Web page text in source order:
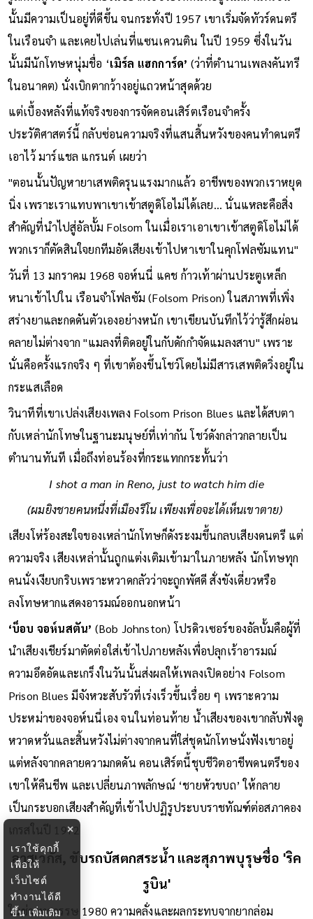
รู้สึกหดหู่ เขาเศร้าเสียจนอยากจะช่วยให้คนที่อยู่ในสถานที่เช่น
นั้นมีความเป็นอยู่ที่ดีขึ้น จนกระทั่งปี 1957 เขาเริ่มจัดทัวร์ดนตรี
ในเรือนจำ และเคยไปเล่นที่แซนเควนติน ในปี 1959 ซึ่งในวัน
นั้นมีนักโทษหนุ่มชื่อ ‘เมิร์ล แฮกการ์ด’(ว่าที่ตำนานเพลงคันทรี
ในอนาคต) นั่งเบิกตากว้างอยู่แถวหน้าสุดด้วย
แต่เบื้องหลังที่แท้จริงของการจัดคอนเสิร์ตเรือนจำครั้ง
ประวัติศาสตร์นี้ กลับซ่อนความจริงที่แสนสิ้นหวังของคนทำดนตรี
เอาไว้ มาร์แชล แกรนต์ เผยว่า
"ตอนนั้นปัญหายาเสพติดรุนแรงมากแล้ว อาชีพของพวกเราหยุด
นิ่ง เพราะเราแทบพาเขาเข้าสตูดิโอไม่ได้เลย... นั่นแหละคือสิ่ง
สำคัญที่นำไปสู่อัลบั้ม Folsom ในเมื่อเราเอาเขาเข้าสตูดิโอไม่ได้
พวกเราก็ตัดสินใจยกทีมอัดเสียงเข้าไปหาเขาในคุกโฟลซัมแทน"
วันที่ 13 มกราคม 1968 จอห์นนี่ แคช ก้าวเท้าผ่านประตูเหล็ก
หนาเข้าไปใน เรือนจำโฟลซัม (Folsom Prison) ในสภาพที่เพิ่ง
สร่างยาและกดดันตัวเองอย่างหนัก เขาเขียนบันทึกไว้ว่ารู้สึกผ่อน
คลายไม่ต่างจาก "แมลงที่ติดอยู่ในกับดักกำจัดแมลงสาบ" เพราะ
นั่นคือครั้งแรกจริง ๆ ที่เขาต้องขึ้นโชว์โดยไม่มีสารเสพติดวิ่งอยู่ใน
กระแสเลือด
วินาทีที่เขาเปล่งเสียงเพลง Folsom Prison Blues และได้สบตา
กับเหล่านักโทษในฐานะมนุษย์ที่เท่ากัน โชว์ดังกล่าวกลายเป็น
I shot a man in Reno, just to watch him die
(ผมยิงชายคนหนึ่งที่เมืองรีโน เพียงเพื่อจะได้เห็นเขาตาย)
เสียงโห่ร้องสะใจของเหล่านักโทษก็ดังระงมขึ้นกลบเสียงดนตรี แต่
ความจริง เสียงเหล่านั้นถูกแต่งเติมเข้ามาในภายหลัง นักโทษทุก
คนนั่งเงียบกริบเพราะหวาดกลัวว่าจะถูกพัศดี สั่งขังเดี่ยวหรือ
ลงโทษหากแสดงอารมณ์ออกนอกหน้า
‘บ็อบ จอห์นสตัน’(Bob Johnston) โปรดิวเซอร์ของอัลบั้มคือผู้ที่
นำเสียงเชียร์มาตัดต่อใส่เข้าไปภายหลังเพื่อปลุกเร้าอารมณ์
ความอึดอัดและเกร็งในวันนั้นส่งผลให้เพลงเปิดอย่าง Folsom
Prison Blues มีจังหวะสับรัวที่เร่งเร็วขึ้นเรื่อย ๆ เพราะความ
ประหม่าของจอห์นนี่เอง จนในท่อนท้าย น้ำเสียงของเขากลับฟังดู
หวาดหวั่นและสิ้นหวังไม่ต่างจากคนที่ใส่ชุดนักโทษนั่งฟังเขาอยู่
แต่หลังจากคลายความกดดัน คอนเสิร์ตนี้ชุบชีวิตอาชีพดนตรีของ
เขาให้คืนชีพ และเปลี่ยนภาพลักษณ์ ‘ชายหัวขบถ’ ให้กลาย
เป็นกระบอกเสียงสำคัญที่เข้าไปปฏิรูประบบราชทัณฑ์ต่อสภาคอง
เกรสในปี 1972
ลาสเวกัส, ขับรถบัสตกสระน้ำ และสุภาพบุรุษชื่อ 'ริค
รูบิน'
×
เราใช้คุกกี้
เพื่อให้
เว็บไซต์
ทำงานได้ดี
ขึ้นเพิ่มเติม